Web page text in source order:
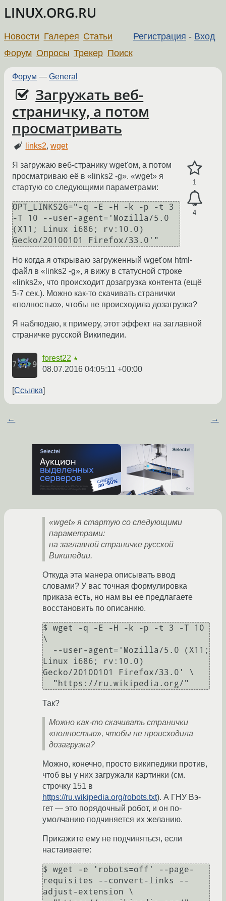
LINUX.ORG.RU
Регистрация - Вход
Новости Галерея Статьи
Форум Опросы Трекер Поиск
Форум — General
Загружать веб-
страничку, а потом
просматривать
links2,wget
1
4
Я загружаю веб-странику wget'ом, а потом
просматриваю её в «links2 -g». «wget» я
стартую со следующими параметрами:
OPT_LINKS2G="-q -E -H -k -p -t 3
-T 10 --user-agent='Mozilla/5.0
(X11; Linux i686; rv:10.0)
Gecko/20100101 Firefox/33.0'"
Но когда я открываю загруженный wget'ом html-
файл в «links2 -g», я вижу в статусной строке
«links2», что происходит дозагрузка контента (ещё
5-7 сек.). Можно как-то скачивать странички
«полностью», чтобы не происходила дозагрузка?
Я наблюдаю, к примеру, этот эффект на заглавной
страничке русской Википедии.
forest22 ★
08.07.2016 04:05:11 +00:00
Ссылка
← →
«wget» я стартую со следующими
параметрами:
на заглавной страничке русской
Википедии.
Откуда эта манера описывать ввод
словами? У вас точная формулировка
приказа есть, но нам вы ее предлагаете
восстановить по описанию.
$ wget -q -E -H -k -p -t 3 -T 10
\
Linux i686; rv:10.0)
Gecko/20100101 Firefox/33.0' \
Так?
Можно как-то скачивать странички
«полностью», чтобы не происходила
дозагрузка?
Можно, конечно, просто википедики против,
чтоб вы у них загружали картинки (см.
строчку 151 в
https://ru.wikipedia.org/robots.txt). А ГНУ Вэ-
гет — это порядочный робот, и он по-
умолчанию подчиняется их желанию.
Прикажите ему не подчиняться, если
настаиваете:
$ wget -e 'robots=off' --page-
requisites --convert-links --
adjust-extension \